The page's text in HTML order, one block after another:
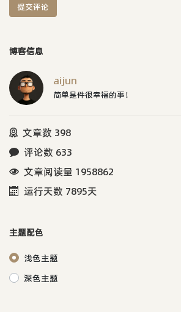
提交评论
博客信息
aijun
简单是件很幸福的事！
文章数 398
评论数 633
文章阅读量 1958862
运行天数 7895天
主题配色
浅色主题
深色主题